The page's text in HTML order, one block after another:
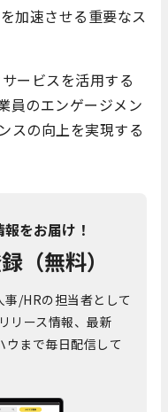
加速させる重要なス
ービスを活用する
員のエンゲージメン
スの向上を実現する
をお届け！
（無料）
/HRの担当者として
リース情報、最新
まで毎日配信して